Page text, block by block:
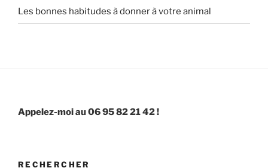
Les bonnes habitudes à donner à votre animal
Appelez-moi au 06 95 82 21 42 !
RECHERCHER